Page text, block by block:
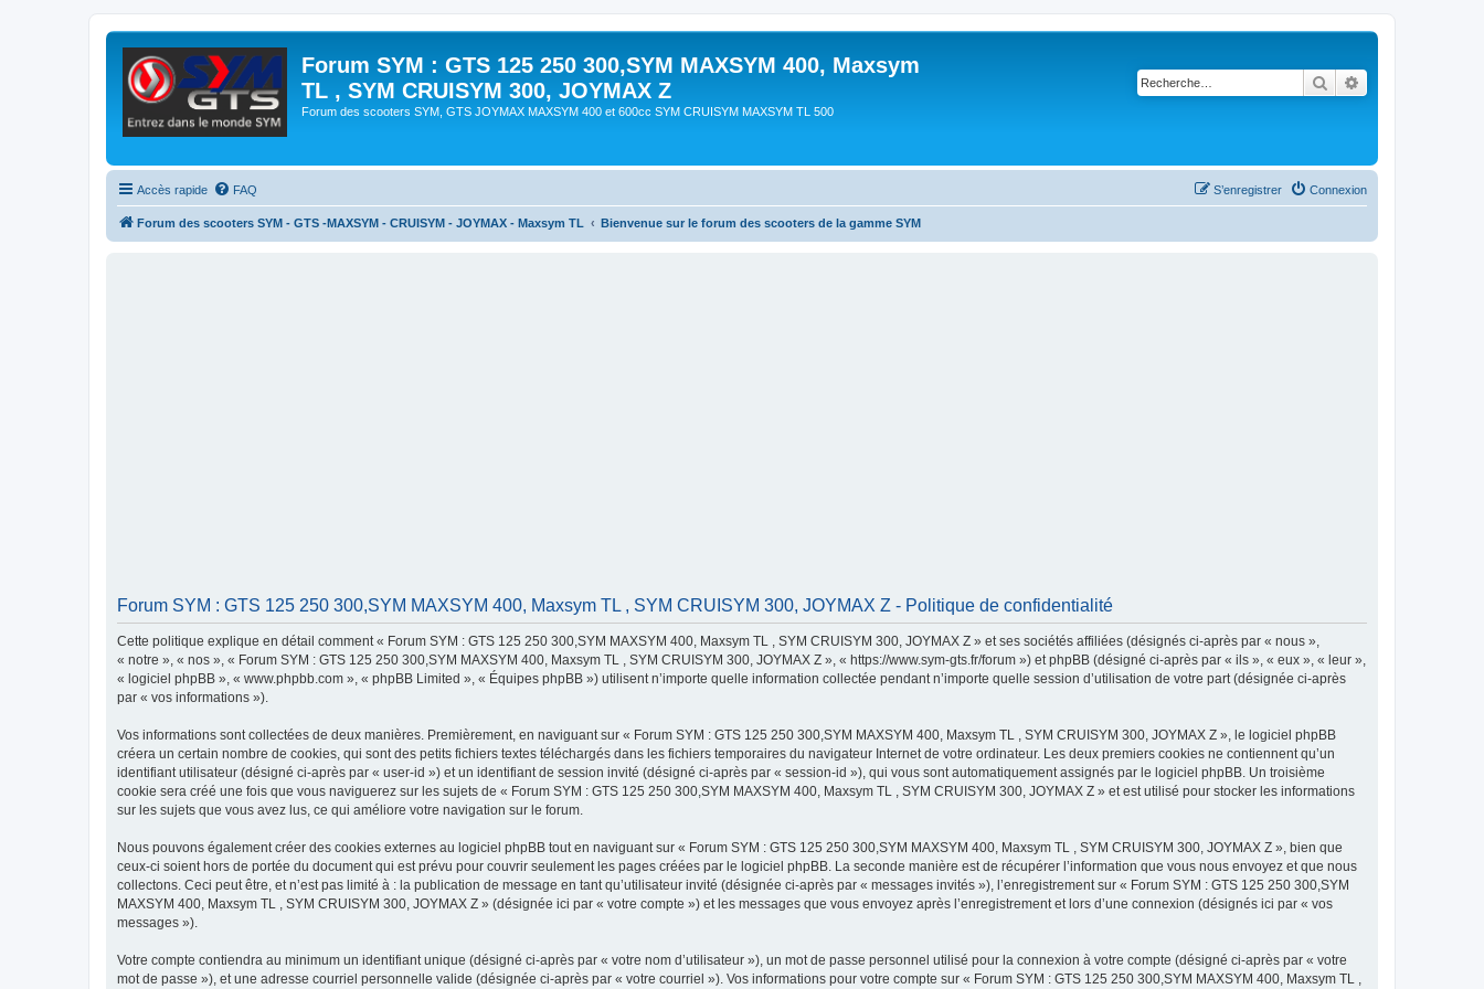
Forum SYM : GTS 125 250 300,SYM MAXSYM 400, Maxsym
TL , SYM CRUISYM 300, JOYMAX Z
Forum des scooters SYM, GTS JOYMAX MAXSYM 400 et 600cc SYM CRUISYM MAXSYM TL 500
Rechercher
Accès rapide FAQ Connexion
S’enregistrer
Forum des scooters SYM - GTS -MAXSYM - CRUISYM - JOYMAX - Maxsym TL Bienvenue sur le forum des scooters de la gamme SYM
Forum SYM : GTS 125 250 300,SYM MAXSYM 400, Maxsym TL , SYM CRUISYM 300, JOYMAX Z - Politique de confidentialité
Cette politique explique en détail comment « Forum SYM : GTS 125 250 300,SYM MAXSYM 400, Maxsym TL , SYM CRUISYM 300, JOYMAX Z » et ses sociétés affiliées (désignés ci-après par « nous »,
« notre », « nos », « Forum SYM : GTS 125 250 300,SYM MAXSYM 400, Maxsym TL , SYM CRUISYM 300, JOYMAX Z », « https://www.sym-gts.fr/forum ») et phpBB (désigné ci-après par « ils », « eux », « leur »,
« logiciel phpBB », « www.phpbb.com », « phpBB Limited », « Équipes phpBB ») utilisent n’importe quelle information collectée pendant n’importe quelle session d’utilisation de votre part (désignée ci-après
par « vos informations »).
Vos informations sont collectées de deux manières. Premièrement, en naviguant sur « Forum SYM : GTS 125 250 300,SYM MAXSYM 400, Maxsym TL , SYM CRUISYM 300, JOYMAX Z », le logiciel phpBB
créera un certain nombre de cookies, qui sont des petits fichiers textes téléchargés dans les fichiers temporaires du navigateur Internet de votre ordinateur. Les deux premiers cookies ne contiennent qu’un
identifiant utilisateur (désigné ci-après par « user-id ») et un identifiant de session invité (désigné ci-après par « session-id »), qui vous sont automatiquement assignés par le logiciel phpBB. Un troisième
cookie sera créé une fois que vous naviguerez sur les sujets de « Forum SYM : GTS 125 250 300,SYM MAXSYM 400, Maxsym TL , SYM CRUISYM 300, JOYMAX Z » et est utilisé pour stocker les informations
sur les sujets que vous avez lus, ce qui améliore votre navigation sur le forum.
Nous pouvons également créer des cookies externes au logiciel phpBB tout en naviguant sur « Forum SYM : GTS 125 250 300,SYM MAXSYM 400, Maxsym TL , SYM CRUISYM 300, JOYMAX Z », bien que
ceux-ci soient hors de portée du document qui est prévu pour couvrir seulement les pages créées par le logiciel phpBB. La seconde manière est de récupérer l’information que vous nous envoyez et que nous
collectons. Ceci peut être, et n’est pas limité à : la publication de message en tant qu’utilisateur invité (désignée ci-après par « messages invités »), l’enregistrement sur « Forum SYM : GTS 125 250 300,SYM
MAXSYM 400, Maxsym TL , SYM CRUISYM 300, JOYMAX Z » (désignée ici par « votre compte ») et les messages que vous envoyez après l’enregistrement et lors d’une connexion (désignés ici par « vos
messages »).
Votre compte contiendra au minimum un identifiant unique (désigné ci-après par « votre nom d’utilisateur »), un mot de passe personnel utilisé pour la connexion à votre compte (désigné ci-après par « votre
mot de passe »), et une adresse courriel personnelle valide (désignée ci-après par « votre courriel »). Vos informations pour votre compte sur « Forum SYM : GTS 125 250 300,SYM MAXSYM 400, Maxsym TL ,